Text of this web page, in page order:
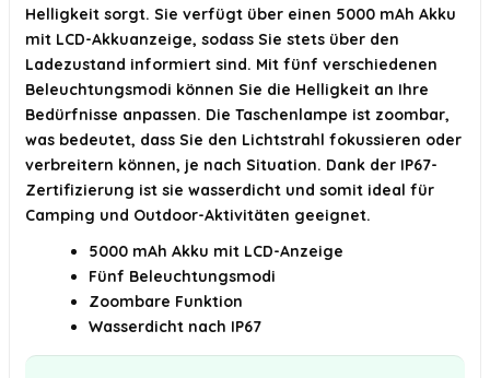
Helligkeit sorgt. Sie verfügt über einen 5000 mAh Akku
mit LCD-Akkuanzeige, sodass Sie stets über den
Ladezustand informiert sind. Mit fünf verschiedenen
Beleuchtungsmodi können Sie die Helligkeit an Ihre
Bedürfnisse anpassen. Die Taschenlampe ist zoombar,
was bedeutet, dass Sie den Lichtstrahl fokussieren oder
verbreitern können, je nach Situation. Dank der IP67-
Zertifizierung ist sie wasserdicht und somit ideal für
Camping und Outdoor-Aktivitäten geeignet.
5000 mAh Akku mit LCD-Anzeige
Fünf Beleuchtungsmodi
Zoombare Funktion
Wasserdicht nach IP67